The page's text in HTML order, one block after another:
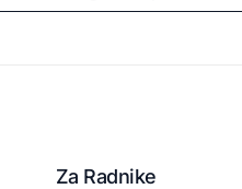
Za Radnike